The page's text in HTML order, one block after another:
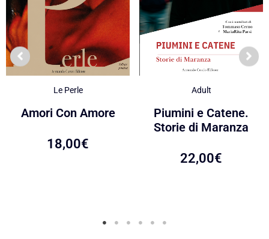
Le Perle
Amori Con Amore
18,00€
Adult
Piumini e Catene.
Storie di Maranza
22,00€